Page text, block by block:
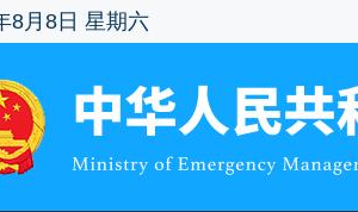
8月8日 星期六